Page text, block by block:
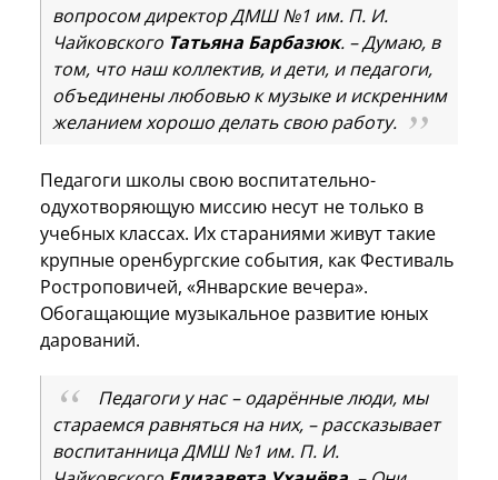
вопросом директор ДМШ №1 им. П. И.
Чайковского Татьяна Барбазюк. – Думаю, в
том, что наш коллектив, и дети, и педагоги,
объединены любовью к музыке и искренним
желанием хорошо делать свою работу.
Педагоги школы свою воспитательно-
одухотворяющую миссию несут не только в
учебных классах. Их стараниями живут такие
крупные оренбургские события, как Фестиваль
Ростроповичей, «Январские вечера».
Обогащающие музыкальное развитие юных
дарований.
Педагоги у нас – одарённые люди, мы
стараемся равняться на них, – рассказывает
воспитанница ДМШ №1 им. П. И.